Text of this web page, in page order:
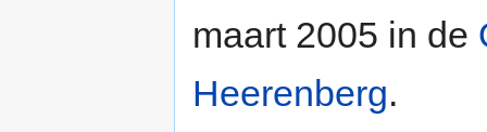
maart 2005 in de
Heerenberg.